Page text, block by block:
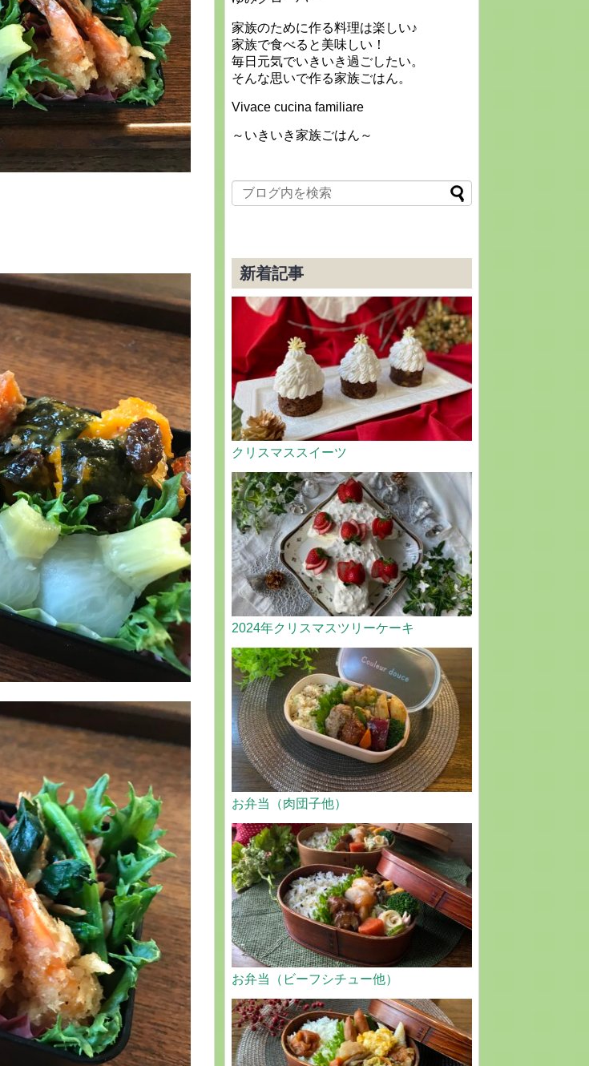
家族のために作る料理は楽しい♪
家族で食べると美味しい！
毎日元気でいきいき過ごしたい。
そんな思いで作る家族ごはん。
Vivace cucina familiare
～いきいき家族ごはん～
新着記事
クリスマススイーツ
2024年クリスマスツリーケーキ
お弁当（肉団子他）
お弁当（ビーフシチュー他）